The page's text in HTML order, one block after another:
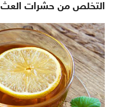
التخلص من حشرات العث